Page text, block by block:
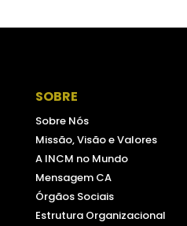
SOBRE
Sobre Nós
Missão, Visão e Valores
A INCM no Mundo
Mensagem CA
Órgãos Sociais
Estrutura Organizacional